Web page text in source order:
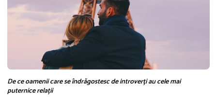
De ce oamenii care se îndrăgostesc de introverți au cele mai
puternice relații